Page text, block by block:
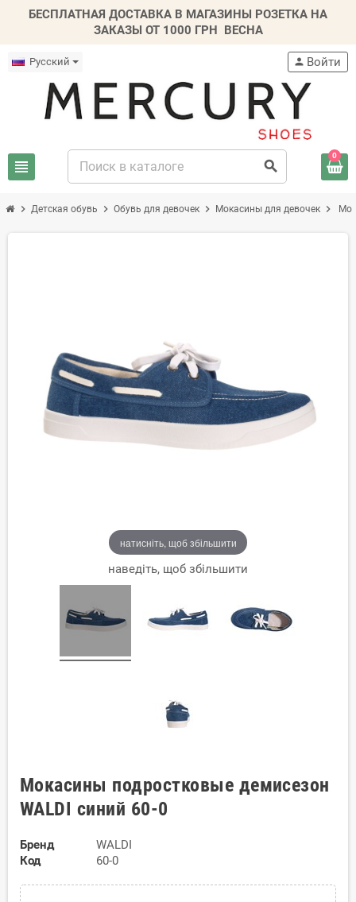
БЕСПЛАТНАЯ ДОСТАВКА В МАГАЗИНЫ РОЗЕТКА НА
ЗАКАЗЫ ОТ 1000 ГРН ВЕСНА
Русский
view_headline search
person Войти
0
chevron_right Детская обувь chevron_right Обувь для девочек chevron_right Мокасины для девочек chevron_right
натисніть, щоб збільшити
наведіть, щоб збільшити
Мокасины подростковые демисезон
WALDI синий 60-0
Бренд
WALDI
Код
60-0